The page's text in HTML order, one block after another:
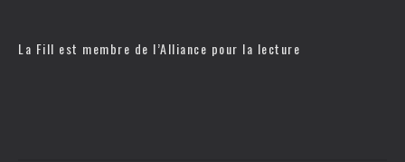
La Fill est membre de l’Alliance pour la lecture